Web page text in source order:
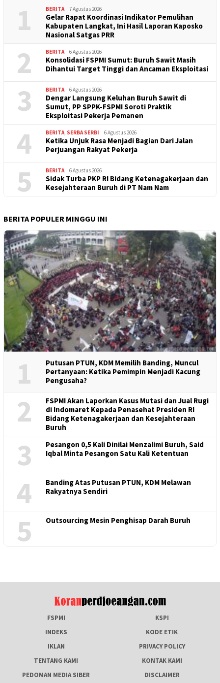
1 BERITA 7 Agustus 2026
Gelar Rapat Koordinasi Indikator Pemulihan
Kabupaten Langkat, Ini Hasil Laporan Kaposko
Nasional Satgas PRR
2 BERITA 6 Agustus 2026
Konsolidasi FSPMI Sumut: Buruh Sawit Masih
Dihantui Target Tinggi dan Ancaman Eksploitasi
3 BERITA 6 Agustus 2026
Dengar Langsung Keluhan Buruh Sawit di
Sumut, PP SPPK-FSPMI Soroti Praktik
Eksploitasi Pekerja Pemanen
4 BERITA, SERBA SERBI 6 Agustus 2026
Ketika Unjuk Rasa Menjadi Bagian Dari Jalan
Perjuangan Rakyat Pekerja
5 BERITA 6 Agustus 2026
Sidak Turba PKP RI Bidang Ketenagakerjaan dan
Kesejahteraan Buruh di PT Nam Nam
BERITA POPULER MINGGU INI
1
Putusan PTUN, KDM Memilih Banding, Muncul
Pertanyaan: Ketika Pemimpin Menjadi Kacung
Pengusaha?
2
FSPMI Akan Laporkan Kasus Mutasi dan Jual Rugi
di Indomaret Kepada Penasehat Presiden RI
Bidang Ketenagakerjaan dan Kesejahteraan
Buruh
3
Pesangon 0,5 Kali Dinilai Menzalimi Buruh, Said
Iqbal Minta Pesangon Satu Kali Ketentuan
4
Banding Atas Putusan PTUN, KDM Melawan
Rakyatnya Sendiri
5 Outsourcing Mesin Penghisap Darah Buruh
FSPMI
KSPI
INDEKS
KODE ETIK
IKLAN
PRIVACY POLICY
TENTANG KAMI
KONTAK KAMI
PEDOMAN MEDIA SIBER
DISCLAIMER